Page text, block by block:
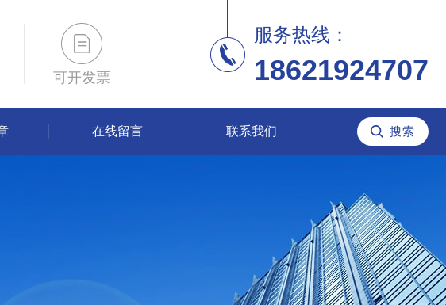
可开发票
服务热线：
18621924707
在线留言 联系我们